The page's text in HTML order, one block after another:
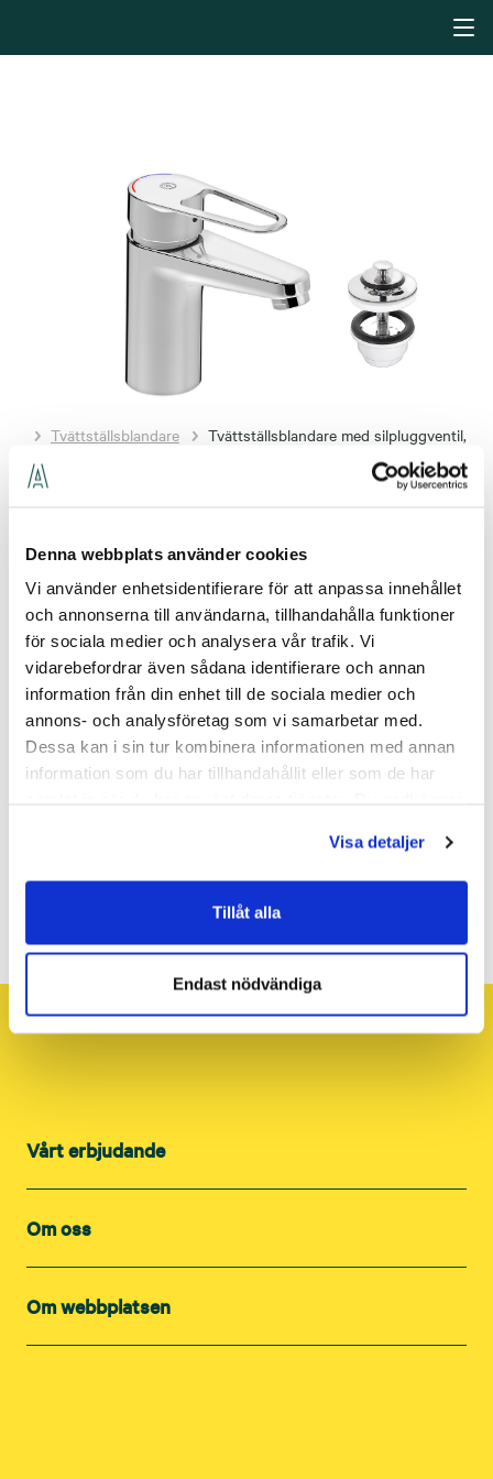
Denna webbplats använder cookies
Vi använder enhetsidentifierare för att anpassa innehållet
och annonserna till användarna, tillhandahålla funktioner
för sociala medier och analysera vår trafik. Vi
vidarebefordrar även sådana identifierare och annan
information från din enhet till de sociala medier och
annons- och analysföretag som vi samarbetar med.
Dessa kan i sin tur kombinera informationen med annan
information som du har tillhandahållit eller som de har
Visa detaljer
Tillåt alla
Endast nödvändiga
Tvättställsblandare
Tvättställsblandare med silpluggventil,
Gustavsberg
silpluggventil, Gustavsberg
Tvättställsblandare, Gustavsberg Nya Nautic, med silpluggventil.
Färg: Krom
Energiklass A
Cold Start, ger kallvatten vid spak rakt fram
Soft Move ger mjuk och precis manövrering
Köp produkten i shoppen
Vårt erbjudande
Om oss
Om webbplatsen